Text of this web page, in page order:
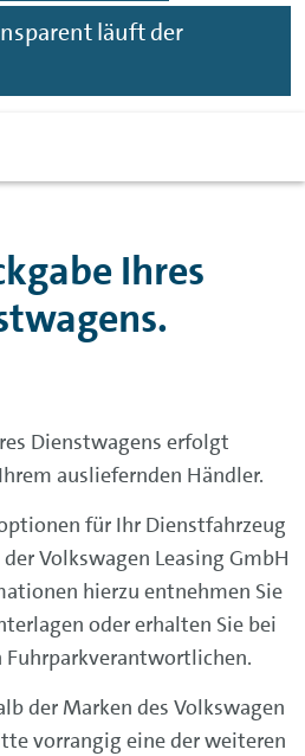
läuft der
Ihres
Dienstwagens erfolgt
ausliefernden Händler.
für Ihr Dienstfahrzeug
Volkswagen Leasing GmbH
hierzu entnehmen Sie
oder erhalten Sie bei
der Marken des Volkswagen
vorrangig eine der weiteren